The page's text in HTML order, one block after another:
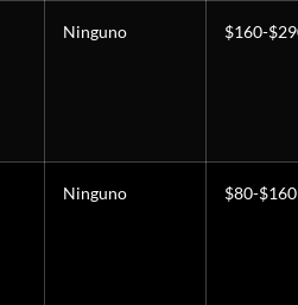
Ninguno $160-
Ninguno $80-$160